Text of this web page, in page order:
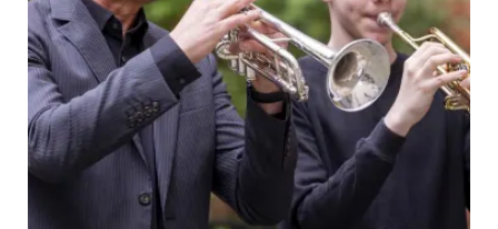
kiállítása
Labor